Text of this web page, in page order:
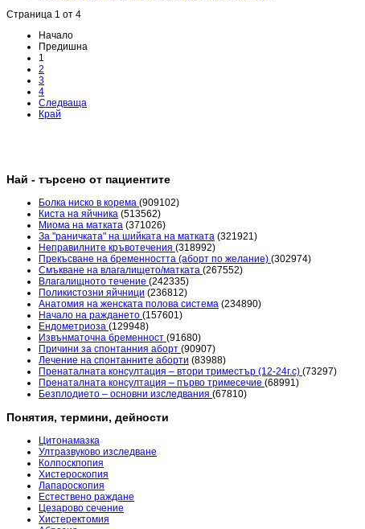
Страница 1 от 4
Начало
Предишна
1
2
3
4
Следваща
Край
Най - търсено от пациентите
Болка ниско в корема (909102)
Киста на яйчника (513562)
Миома на матката (371026)
За "раничката" на шийката на матката (321921)
Неправилните кръвотечения (318992)
Прекъсване на бременността (аборт по желание) (302974)
Смъкване на влагалището/матката (267552)
Влагалищното течение (242335)
Поликистозни яйчници (236812)
Анатомия на женската полова система (234890)
Начало на раждането (157601)
Ендометриоза (129948)
Извънматочна бременност (91680)
Причини за спонтанния аборт (90907)
Лечение на спонтанните аборти (83988)
Пренаталната консултация – втори триместър (12-24г.с) (73297)
Пренаталната консултация – първо тримесечие (68991)
Безплодието – основни изследвания (67810)
Понятия, термини, дейности
Цитонамазка
Ултразвуково изследване
Колпоскпопия
Хистероскопия
Лапароскопия
Естествено раждане
Цезарово сечение
Хистеректомия